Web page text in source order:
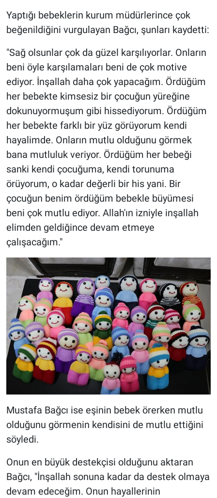
Yaptığı bebeklerin kurum müdürlerince çok
beğenildiğini vurgulayan Bağcı, şunları kaydetti:
"Sağ olsunlar çok da güzel karşılıyorlar. Onların
beni öyle karşılamaları beni de çok motive
ediyor. İnşallah daha çok yapacağım. Ördüğüm
her bebekte kimsesiz bir çocuğun yüreğine
dokunuyormuşum gibi hissediyorum. Ördüğüm
her bebekte farklı bir yüz görüyorum kendi
hayalimde. Onların mutlu olduğunu görmek
bana mutluluk veriyor. Ördüğüm her bebeği
sanki kendi çocuğuma, kendi torunuma
örüyorum, o kadar değerli bir his yani. Bir
çocuğun benim ördüğüm bebekle büyümesi
beni çok mutlu ediyor. Allah'ın izniyle inşallah
elimden geldiğince devam etmeye
çalışacağım."
Mustafa Bağcı ise eşinin bebek örerken mutlu
olduğunu görmenin kendisini de mutlu ettiğini
söyledi.
Onun en büyük destekçisi olduğunu aktaran
Bağcı, "İnşallah sonuna kadar da destek olmaya
devam edeceğim. Onun hayallerinin